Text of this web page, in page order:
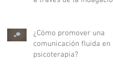
¿Cómo promover una
comunicación fluida en
psicoterapia?